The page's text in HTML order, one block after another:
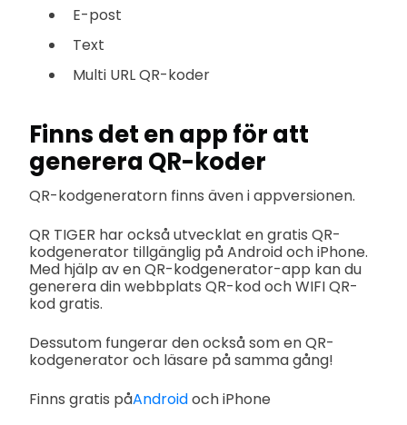
E-post
Text
Multi URL QR-koder
Finns det en app för att
generera QR-koder
QR-kodgeneratorn finns även i appversionen.
QR TIGER har också utvecklat en gratis QR-
kodgenerator tillgänglig på Android och iPhone.
Med hjälp av en QR-kodgenerator-app kan du
generera din webbplats QR-kod och WIFI QR-
kod gratis.
Dessutom fungerar den också som en QR-
kodgenerator och läsare på samma gång!
Finns gratis påAndroidoch iPhone